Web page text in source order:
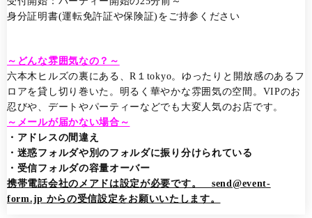
身分証明書(運転免許証や保険証)をご持参ください
～どんな雰囲気なの？～
六本木ヒルズの裏にある、R１tokyo。ゆったりと開放感のあるフ
ロアを貸し切り巻いた。明るく華やかな雰囲気の空間。VIPのお
忍びや、デートやパーティーなどでも大変人気のお店です。
～メールが届かない場合～
・アドレスの間違え
・迷惑フォルダや別のフォルダに振り分けられている
・受信フォルダの容量オーバー
携帯電話会社のメアドは設定が必要です。 send@event-
form.jp からの受信設定をお願いいたします。